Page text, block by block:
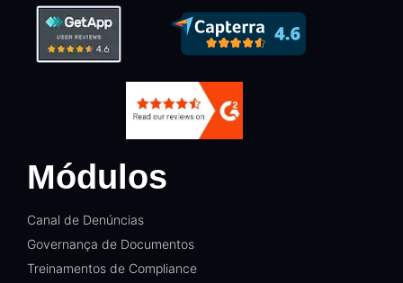
Módulos
Canal de Denúncias
Governança de Documentos
Treinamentos de Compliance